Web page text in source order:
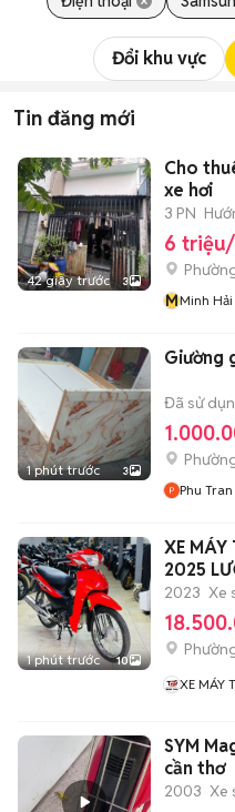
Đổi khu vực
Tin đăng mới
42 giây trước 3
Cho
xe hơi
3 PN
6
MMinh Hải
1 phút trước 3
Giường
Đã sử
Phu Tran
1 phút trước 10
XE MÁY
2025
2023 Xe
XE MÁY
SYM
cần thơ
2003 Xe